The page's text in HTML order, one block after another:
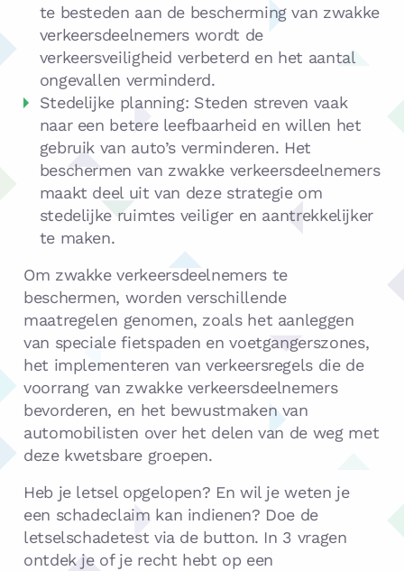
te besteden aan de bescherming van zwakke
verkeersdeelnemers wordt de
verkeersveiligheid verbeterd en het aantal
ongevallen verminderd.
Stedelijke planning: Steden streven vaak
naar een betere leefbaarheid en willen het
gebruik van auto’s verminderen. Het
beschermen van zwakke verkeersdeelnemers
maakt deel uit van deze strategie om
stedelijke ruimtes veiliger en aantrekkelijker
te maken.
Om zwakke verkeersdeelnemers te
beschermen, worden verschillende
maatregelen genomen, zoals het aanleggen
van speciale fietspaden en voetgangerszones,
het implementeren van verkeersregels die de
voorrang van zwakke verkeersdeelnemers
bevorderen, en het bewustmaken van
automobilisten over het delen van de weg met
deze kwetsbare groepen.
Heb je letsel opgelopen? En wil je weten je
een schadeclaim kan indienen? Doe de
letselschadetest via de button. In 3 vragen
ontdek je of je recht hebt op een